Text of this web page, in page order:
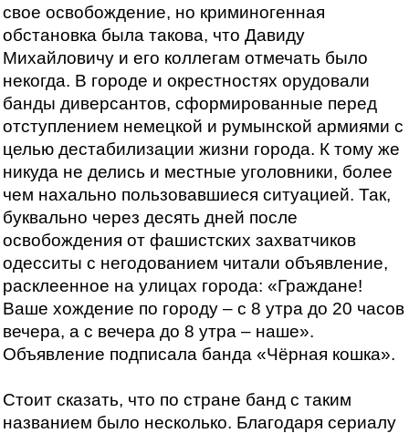
свое освобождение, но криминогенная
обстановка была такова, что Давиду
Михайловичу и его коллегам отмечать было
некогда. В городе и окрестностях орудовали
банды диверсантов, сформированные перед
отступлением немецкой и румынской армиями с
целью дестабилизации жизни города. К тому же
никуда не делись и местные уголовники, более
чем нахально пользовавшиеся ситуацией. Так,
буквально через десять дней после
освобождения от фашистских захватчиков
одесситы с негодованием читали объявление,
расклеенное на улицах города: «Граждане!
Ваше хождение по городу – с 8 утра до 20 часов
вечера, а с вечера до 8 утра – наше».
Объявление подписала банда «Чёрная кошка».
Стоит сказать, что по стране банд с таким
названием было несколько. Благодаря сериалу